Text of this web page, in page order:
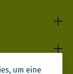
um eine